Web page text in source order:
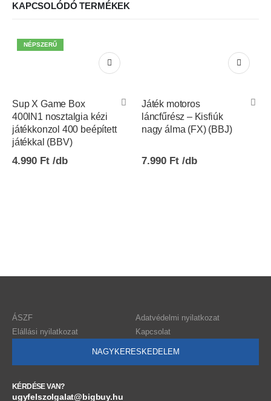
KAPCSOLÓDÓ TERMÉKEK
NÉPSZERŰ
Sup X Game Box
400IN1 nosztalgia kézi
játékkonzol 400 beépített
játékkal (BBV)
4.990 Ft
Játék motoros
láncfűrész – Kisfiúk
nagy álma (FX) (BBJ)
7.990 Ft
ÁSZF
Adatvédelmi nyilatkozat
Elállási nyilatkozat
Kapcsolat
NAGYKERESKEDELEM
KÉRDÉSE VAN?
ugyfelszolgalat@bigbuy.hu